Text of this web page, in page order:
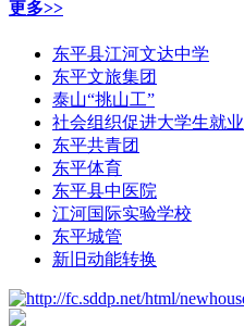
更多>>
东平县江河文达中学
东平文旅集团
泰山“挑山工”
社会组织促进大学生就业
东平共青团
东平体育
东平县中医院
江河国际实验学校
东平城管
新旧动能转换